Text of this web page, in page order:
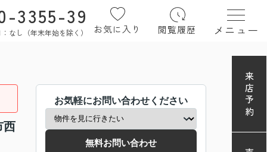
3355-39
なし（年末年始を除く） お気に入り 閲覧履歴 メニュー
西
お気軽にお問い合わせください
無料お問い合わせ
来店予約